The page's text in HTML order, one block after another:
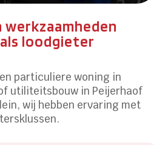
loodgieter
particuliere woning in
utiliteitsbouw in Peijerhaof
wij hebben ervaring met